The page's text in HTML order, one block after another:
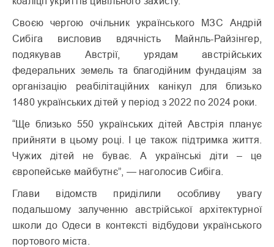
Своєю чергою очільник українського МЗС Андрій
Сибіга висловив вдячність Майнль-Райзінгер,
подякував Австрії, урядам австрійських
федеральних земель та благодійним фундаціям за
організацію реабілітаційних канікул для близько
1480 українських дітей у період з 2022 по 2024 роки.
“Ще близько 550 українських дітей Австрія планує
прийняти в цьому році. І це також підтримка життя.
Чужих дітей не буває. А українські діти – це
європейське майбутнє”, — наголосив Сибіга.
Глави відомств приділили особливу увагу
подальшому залученню австрійської архітектурної
школи до Одеси в контексті відбудови українського
портового міста.